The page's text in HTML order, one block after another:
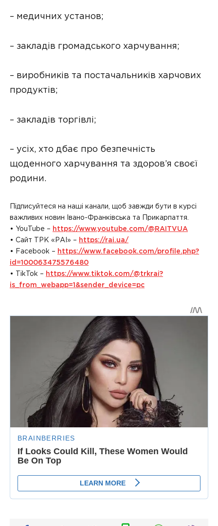
– медичних установ;
– закладів громадського харчування;
– виробників та постачальників харчових
продуктів;
– закладів торгівлі;
– усіх, хто дбає про безпечність
щоденного харчування та здоров’я своєї
родини.
Підписуйтеся на наші канали, щоб завжди бути в курсі
важливих новин Івано-Франківська та Прикарпаття.
• YouTube – https://www.youtube.com/@RAITVUA
• Сайт ТРК «РАІ» – https://rai.ua/
• Facebook – https://www.facebook.com/profile.php?
id=100063475576480
• TikTok – https://www.tiktok.com/@trkrai?
is_from_webapp=1&sender_device=pc